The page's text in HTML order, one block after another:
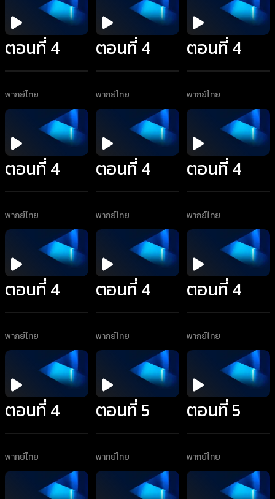
ตอนที่ 4
พากย์ไทย
ตอนที่ 4
พากย์ไทย
ตอนที่ 4
พากย์ไทย
ตอนที่ 4
พากย์ไทย
ตอนที่ 4
พากย์ไทย
ตอนที่ 4
พากย์ไทย
ตอนที่ 4
พากย์ไทย
ตอนที่ 4
พากย์ไทย
ตอนที่ 4
พากย์ไทย
ตอนที่ 4
พากย์ไทย
ตอนที่ 5
พากย์ไทย
ตอนที่ 5
พากย์ไทย